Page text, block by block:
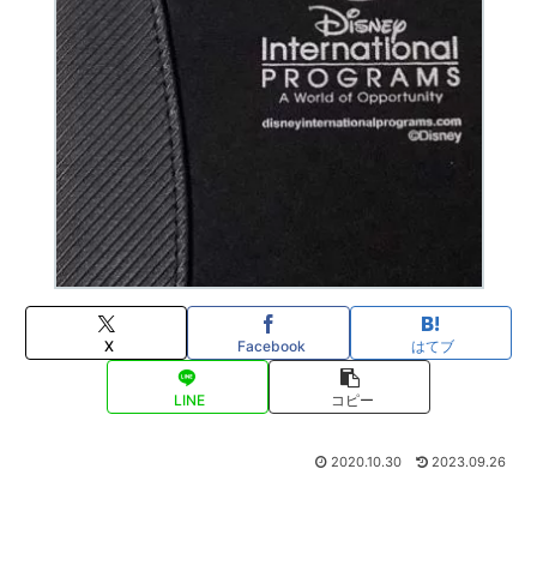
X Facebook はてブ
LINE コピー
2020.10.30 2023.09.26